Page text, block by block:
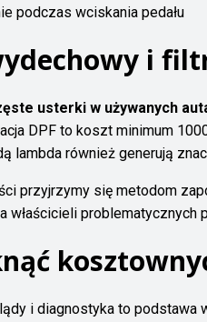
podczas wciskania pedału
i
usterki w używanych
DPF to koszt minimum
lambda również generują
przyjrzymy się metodom
właścicieli problematycznych
i diagnostyka to podstawa